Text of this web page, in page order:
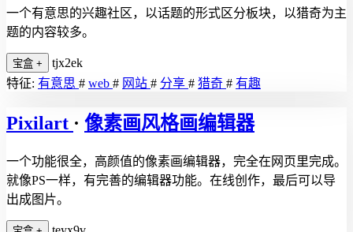
一个有意思的兴趣社区，以话题的形式区分板块，以猎奇为主
题的内容较多。
宝盒 +
tjx2ek
特征: 有意思 # web # 网站 # 分享 # 猎奇 # 有趣
Pixilart · 像素画风格画编辑器
一个功能很全，高颜值的像素画编辑器，完全在网页里完成。
就像PS一样，有完善的编辑器功能。在线创作，最后可以导
出成图片。